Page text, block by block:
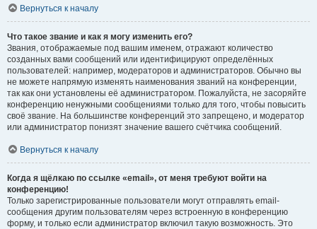
Вернуться к началу
Что такое звание и как я могу изменить его?
Звания, отображаемые под вашим именем, отражают количество
созданных вами сообщений или идентифицируют определённых
пользователей: например, модераторов и администраторов. Обычно вы
не можете напрямую изменять наименования званий на конференции,
так как они установлены её администратором. Пожалуйста, не засоряйте
конференцию ненужными сообщениями только для того, чтобы повысить
своё звание. На большинстве конференций это запрещено, и модератор
или администратор понизят значение вашего счётчика сообщений.
Вернуться к началу
Когда я щёлкаю по ссылке «email», от меня требуют войти на
конференцию!
Только зарегистрированные пользователи могут отправлять email-
сообщения другим пользователям через встроенную в конференцию
форму, и только если администратор включил такую возможность. Это